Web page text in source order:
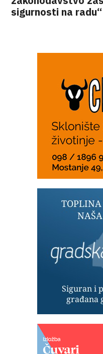
sigurnosti na radu“